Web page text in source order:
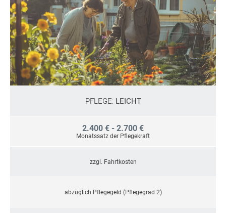
PFLEGE: LEICHT
2.400 € - 2.700 €
Monatssatz der Pflegekraft
zzgl. Fahrtkosten
abzüglich Pflegegeld (Pflegegrad 2)